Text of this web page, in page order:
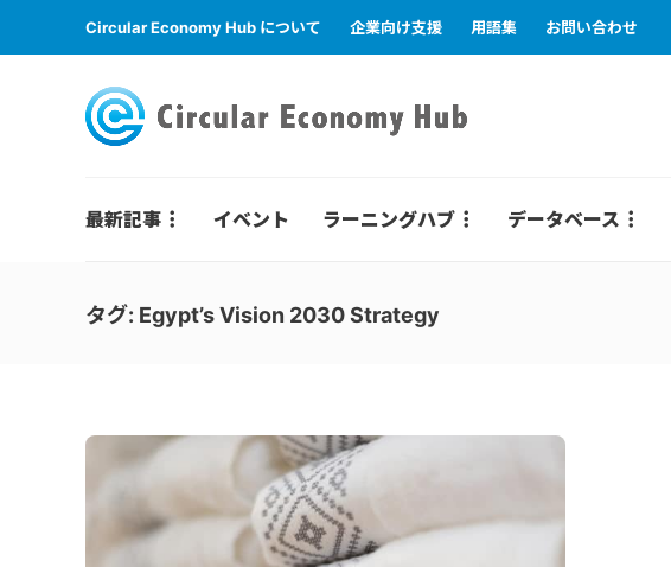
Circular Economy Hub について 企業向け支援 用語集 お問い合わせ
最新記事 イベント ラーニングハブ データベース
タグ: Egypt’s Vision 2030 Strategy